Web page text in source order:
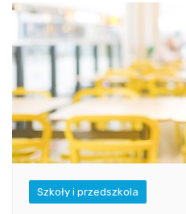
Szkoły i przedszkola